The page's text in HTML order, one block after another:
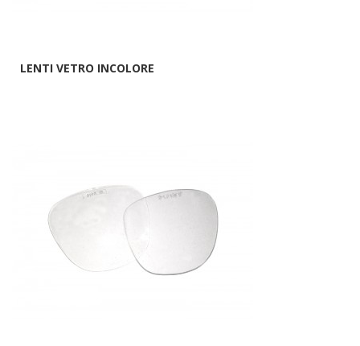
LENTI VETRO INCOLORE